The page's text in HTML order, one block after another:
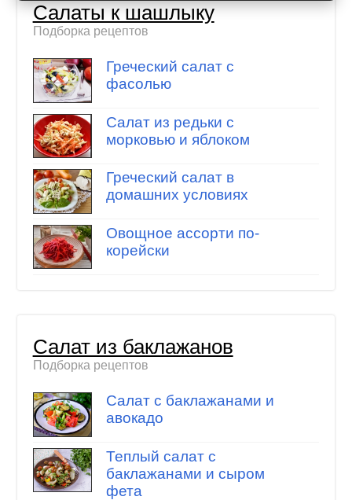
Салаты к шашлыку
Подборка рецептов
Греческий салат с
фасолью
Салат из редьки с
морковью и яблоком
Греческий салат в
домашних условиях
Овощное ассорти по-
корейски
Салат из баклажанов
Подборка рецептов
Салат с баклажанами и
авокадо
Теплый салат с
баклажанами и сыром
фета